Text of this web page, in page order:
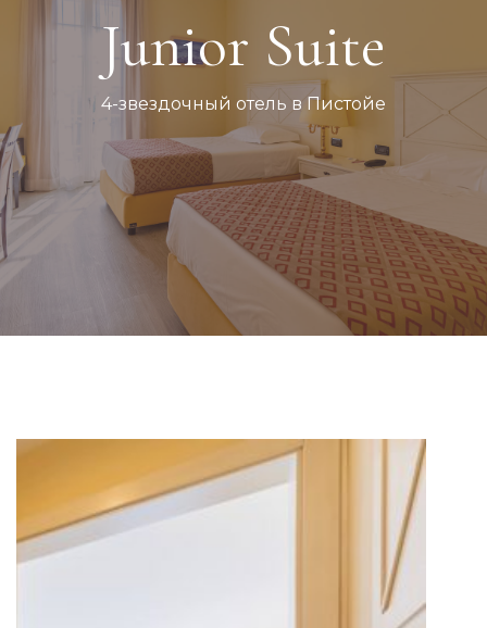
Junior Suite
4-звездочный отель в Пистойе